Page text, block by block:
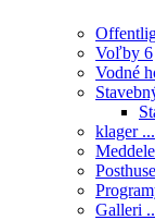
Voľby 6
Vodné
klager ...
Galleri